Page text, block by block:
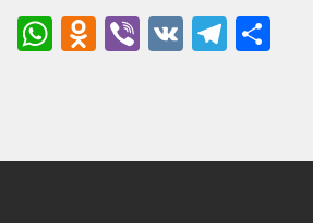
WhatsApp
Odnoklassniki
Viber
VK